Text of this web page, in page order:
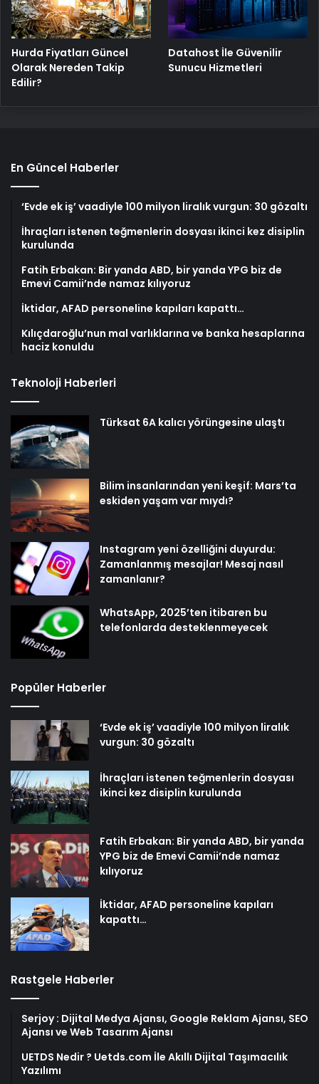
Hurda Fiyatları Güncel
Olarak Nereden Takip
Edilir?
Datahost İle Güvenilir
Sunucu Hizmetleri
En Güncel Haberler
‘Evde ek iş’ vaadiyle 100 milyon liralık vurgun: 30 gözaltı
İhraçları istenen teğmenlerin dosyası ikinci kez disiplin
kurulunda
Fatih Erbakan: Bir yanda ABD, bir yanda YPG biz de
Emevi Camii’nde namaz kılıyoruz
İktidar, AFAD personeline kapıları kapattı…
Kılıçdaroğlu’nun mal varlıklarına ve banka hesaplarına
haciz konuldu
Teknoloji Haberleri
Türksat 6A kalıcı yörüngesine ulaştı
Bilim insanlarından yeni keşif: Mars’ta
eskiden yaşam var mıydı?
Instagram yeni özelliğini duyurdu:
Zamanlanmış mesajlar! Mesaj nasıl
zamanlanır?
WhatsApp, 2025’ten itibaren bu
telefonlarda desteklenmeyecek
Popüler Haberler
‘Evde ek iş’ vaadiyle 100 milyon liralık
vurgun: 30 gözaltı
İhraçları istenen teğmenlerin dosyası
ikinci kez disiplin kurulunda
Fatih Erbakan: Bir yanda ABD, bir yanda
YPG biz de Emevi Camii’nde namaz
kılıyoruz
İktidar, AFAD personeline kapıları
kapattı…
Rastgele Haberler
Serjoy : Dijital Medya Ajansı, Google Reklam Ajansı, SEO
Ajansı ve Web Tasarım Ajansı
UETDS Nedir ? Uetds.com İle Akıllı Dijital Taşımacılık
Yazılımı